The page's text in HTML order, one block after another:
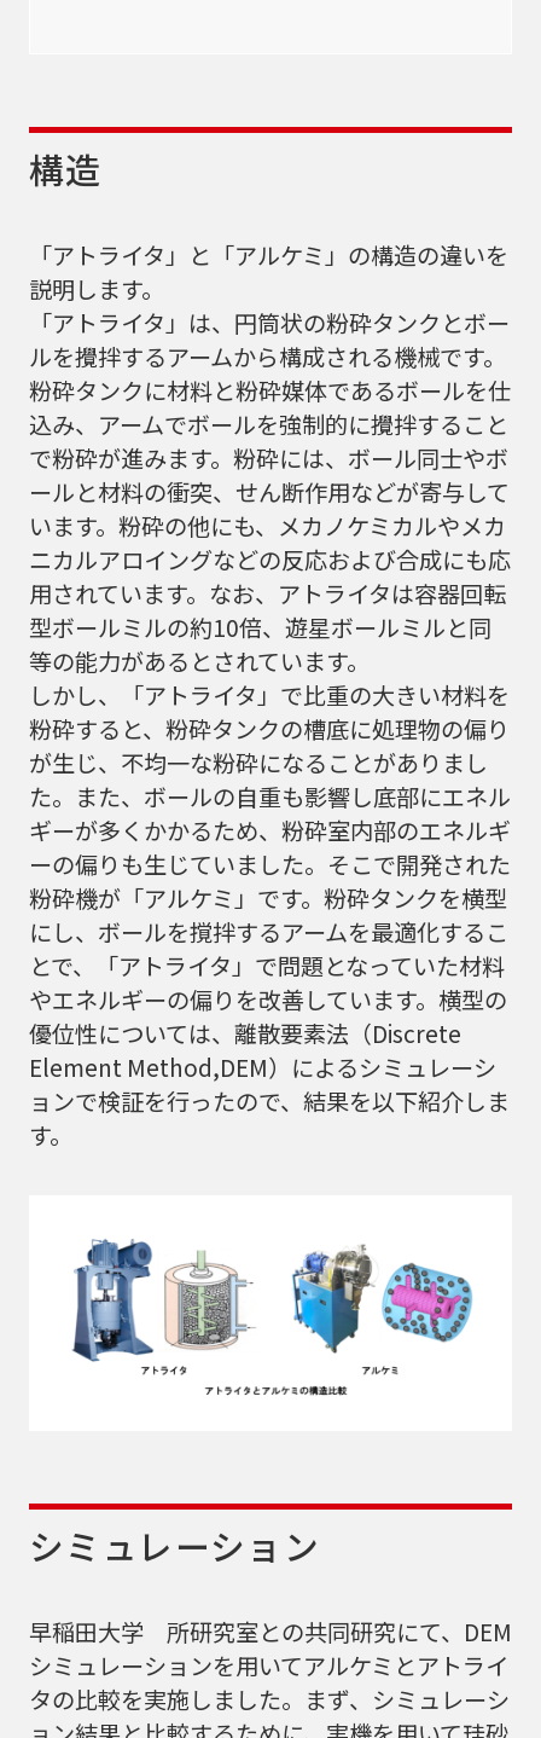
構造
「アトライタ」と「アルケミ」の構造の違いを
説明します。
「アトライタ」は、円筒状の粉砕タンクとボー
ルを攪拌するアームから構成される機械です。
粉砕タンクに材料と粉砕媒体であるボールを仕
込み、アームでボールを強制的に攪拌すること
で粉砕が進みます。粉砕には、ボール同士やボ
ールと材料の衝突、せん断作用などが寄与して
います。粉砕の他にも、メカノケミカルやメカ
ニカルアロイングなどの反応および合成にも応
用されています。なお、アトライタは容器回転
型ボールミルの約10倍、遊星ボールミルと同
等の能力があるとされています。
しかし、「アトライタ」で比重の大きい材料を
粉砕すると、粉砕タンクの槽底に処理物の偏り
が生じ、不均一な粉砕になることがありまし
た。また、ボールの自重も影響し底部にエネル
ギーが多くかかるため、粉砕室内部のエネルギ
ーの偏りも生じていました。そこで開発された
粉砕機が「アルケミ」です。粉砕タンクを横型
にし、ボールを撹拌するアームを最適化するこ
とで、「アトライタ」で問題となっていた材料
やエネルギーの偏りを改善しています。横型の
優位性については、離散要素法（Discrete
Element Method,DEM）によるシミュレーシ
ョンで検証を行ったので、結果を以下紹介しま
す。
シミュレーション
早稲田大学 所研究室との共同研究にて、DEM
シミュレーションを用いてアルケミとアトライ
タの比較を実施しました。まず、シミュレーシ